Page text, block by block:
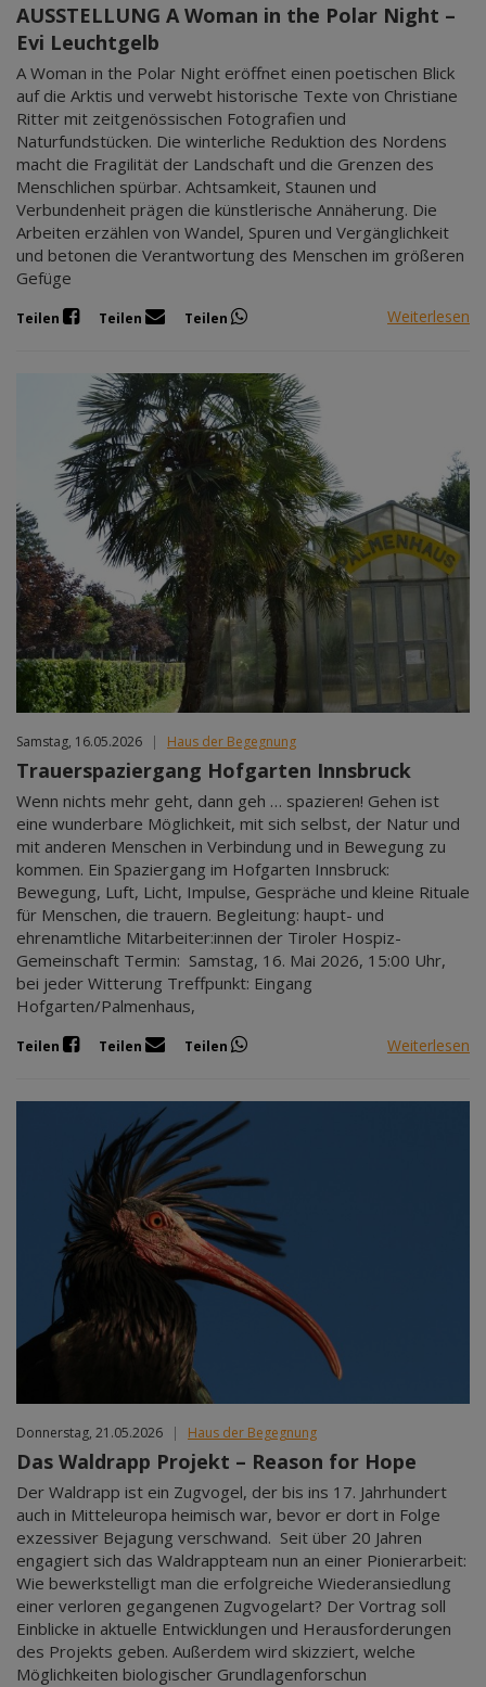
AUSSTELLUNG A Woman in the Polar Night –
Evi Leuchtgelb
A Woman in the Polar Night eröffnet einen poetischen Blick
auf die Arktis und verwebt historische Texte von Christiane
Ritter mit zeitgenössischen Fotografien und
Naturfundstücken. Die winterliche Reduktion des Nordens
macht die Fragilität der Landschaft und die Grenzen des
Menschlichen spürbar. Achtsamkeit, Staunen und
Verbundenheit prägen die künstlerische Annäherung. Die
Arbeiten erzählen von Wandel, Spuren und Vergänglichkeit
und betonen die Verantwortung des Menschen im größeren
Gefüge
Teilen Teilen Teilen Weiterlesen
Samstag, 16.05.2026 | Haus der Begegnung
Trauerspaziergang Hofgarten Innsbruck
Wenn nichts mehr geht, dann geh … spazieren! Gehen ist
eine wunderbare Möglichkeit, mit sich selbst, der Natur und
mit anderen Menschen in Verbindung und in Bewegung zu
kommen. Ein Spaziergang im Hofgarten Innsbruck:
Bewegung, Luft, Licht, Impulse, Gespräche und kleine Rituale
für Menschen, die trauern. Begleitung: haupt- und
ehrenamtliche Mitarbeiter:innen der Tiroler Hospiz-
Gemeinschaft Termin: Samstag, 16. Mai 2026, 15:00 Uhr,
bei jeder Witterung Treffpunkt: Eingang
Hofgarten/Palmenhaus,
Teilen Teilen Teilen Weiterlesen
Donnerstag, 21.05.2026 | Haus der Begegnung
Das Waldrapp Projekt – Reason for Hope
Der Waldrapp ist ein Zugvogel, der bis ins 17. Jahrhundert
auch in Mitteleuropa heimisch war, bevor er dort in Folge
exzessiver Bejagung verschwand. Seit über 20 Jahren
engagiert sich das Waldrappteam nun an einer Pionierarbeit:
Wie bewerkstelligt man die erfolgreiche Wiederansiedlung
einer verloren gegangenen Zugvogelart? Der Vortrag soll
Einblicke in aktuelle Entwicklungen und Herausforderungen
des Projekts geben. Außerdem wird skizziert, welche
Möglichkeiten biologischer Grundlagenforschun